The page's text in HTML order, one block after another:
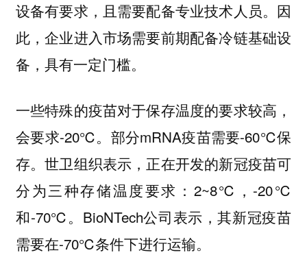
设备有要求，且需要配备专业技术人员。因
此，企业进入市场需要前期配备冷链基础设
备，具有一定门槛。
一些特殊的疫苗对于保存温度的要求较高，
会要求-20℃。部分mRNA疫苗需要-60℃保
存。世卫组织表示，正在开发的新冠疫苗可
分为三种存储温度要求：2~8℃，-20℃
和-70℃。BioNTech公司表示，其新冠疫苗
需要在-70℃条件下进行运输。